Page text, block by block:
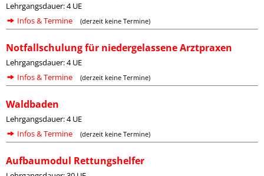
Lehrgangsdauer: 4 UE
Infos & Termine
(derzeit keine Termine)
Notfallschulung für niedergelassene Arztpraxen
Lehrgangsdauer: 4 UE
Infos & Termine
(derzeit keine Termine)
Waldbaden
Lehrgangsdauer: 4 UE
Infos & Termine
(derzeit keine Termine)
Aufbaumodul Rettungshelfer